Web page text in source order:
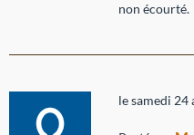
non écourté.
le samedi